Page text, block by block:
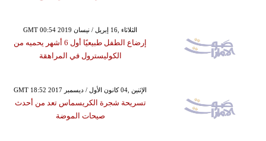
GMT 00:54 2019 الثلاثاء ,16 إبريل / نيسان
إرضاع الطفل طبيعيًا أول 6 أشهر يحميه من
الكوليسترول في المراهقة
GMT 18:52 2017 الإثنين ,04 كانون الأول / ديسمبر
تسريحة شجرة الكريسماس تعد من أحدث
صيحات الموضة